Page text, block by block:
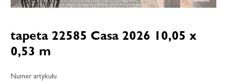
tapeta 22585 Casa 2026 10,05 x
0,53 m
Numer artykułu